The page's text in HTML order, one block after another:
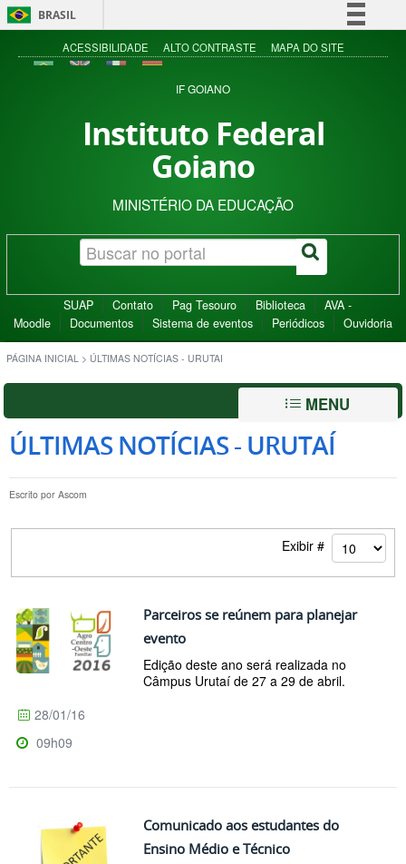
BRASIL
Simplifique!
Acesso à informação
ACESSIBILIDADE ALTO CONTRASTE MAPA DO SITE
IF GOIANO
Instituto Federal
Goiano
MINISTÉRIO DA EDUCAÇÃO
SUAP Contato Pag Tesouro Biblioteca
AVA -
Moodle
Documentos Sistema de eventos Periódicos Ouvidoria
PÁGINA INICIAL > ÚLTIMAS NOTÍCIAS - URUTAI
MENU
ÚLTIMAS NOTÍCIAS - URUTAÍ
Escrito por Ascom
Exibir #
Parceiros se reúnem para planejar
evento
Edição deste ano será realizada no
Câmpus Urutaí de 27 a 29 de abril.
28/01/16
09h09
Comunicado aos estudantes do
Ensino Médio e Técnico